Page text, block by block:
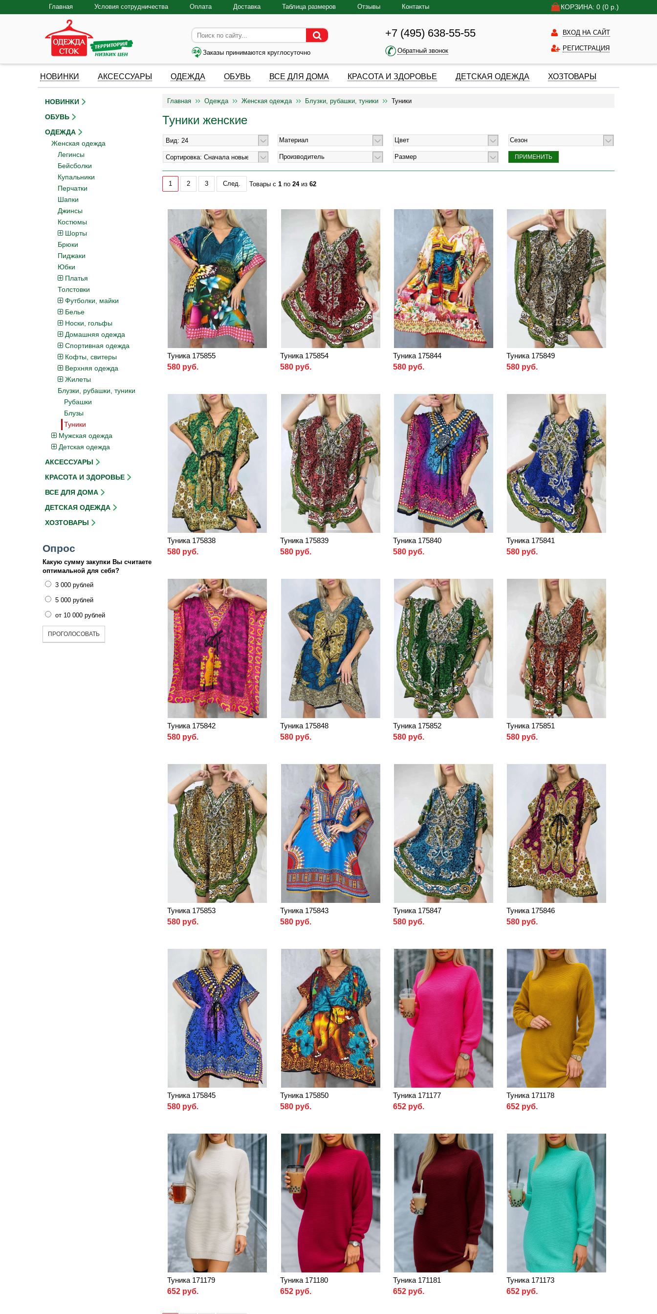
КОРЗИНА: 0 (0 р.)
Главная Условия сотрудничества Оплата Доставка Таблица размеров Отзывы Контакты
Заказы принимаются круглосуточно
+7 (495) 638-55-55
Обратный звонок
ВХОД НА САЙТ
РЕГИСТРАЦИЯ
НОВИНКИ АКСЕССУАРЫ ОДЕЖДА ОБУВЬ ВСЕ ДЛЯ ДОМА КРАСОТА И ЗДОРОВЬЕ ДЕТСКАЯ ОДЕЖДА ХОЗТОВАРЫ
НОВИНКИ
ОБУВЬ
ОДЕЖДА
Женская одежда
Легинсы
Бейсболки
Купальники
Перчатки
Шапки
Джинсы
Костюмы
Шорты
Брюки
Пиджаки
Юбки
Платья
Толстовки
Футболки, майки
Белье
Носки, гольфы
Домашняя одежда
Спортивная одежда
Кофты, свитеры
Верхняя одежда
Жилеты
Блузки, рубашки, туники
Рубашки
Блузы
Туники
Мужская одежда
Детская одежда
АКСЕССУАРЫ
КРАСОТА И ЗДОРОВЬЕ
ВСЕ ДЛЯ ДОМА
ДЕТСКАЯ ОДЕЖДА
ХОЗТОВАРЫ
Опрос
Какую сумму закупки Вы считаете
оптимальной для себя?
3 000 рублей
5 000 рублей
от 10 000 рублей
ПРОГОЛОСОВАТЬ
Главная Одежда Женская одежда Блузки, рубашки, туники Туники
Туники женские
Материал Цвет Сезон
Производитель Размер
1 2 3 След. Товары с 1по 24из 62
Туника 175855
580 руб.
Туника 175854
580 руб.
Туника 175844
580 руб.
Туника 175849
580 руб.
Туника 175838
580 руб.
Туника 175839
580 руб.
Туника 175840
580 руб.
Туника 175841
580 руб.
Туника 175842
580 руб.
Туника 175848
580 руб.
Туника 175852
580 руб.
Туника 175851
580 руб.
Туника 175853
580 руб.
Туника 175843
580 руб.
Туника 175847
580 руб.
Туника 175846
580 руб.
Туника 175845
580 руб.
Туника 175850
580 руб.
Туника 171177
652 руб.
Туника 171178
652 руб.
Туника 171179
652 руб.
Туника 171180
652 руб.
Туника 171181
652 руб.
Туника 171173
652 руб.